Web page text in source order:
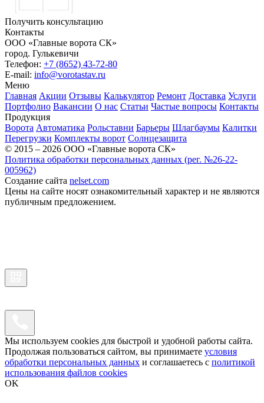
Получить консультацию
Контакты
ООО «Главные ворота СК»
город. Гулькевичи
Телефон: +7 (8652) 43-72-80
E-mail: info@vorotastav.ru
Меню
Главная Акции Отзывы Калькулятор Ремонт Доставка Услуги
Портфолио Вакансии О нас Статьи Частые вопросы Контакты
Продукция
Ворота Автоматика Рольставни Барьеры Шлагбаумы Калитки
Перегрузки Комплекты ворот Солнцезащита
© 2015 – 2026 ООО «Главные ворота СК»
Политика обработки персональных данных (рег. №26-22-
005962)
Создание сайта nelset.com
Цены на сайте носят ознакомительный характер и не являются
публичным предложением.
Мы используем cookies для быстрой и удобной работы сайта.
Продолжая пользоваться сайтом, вы принимаете условия
обработки персональных данных и соглашаетесь с политикой
использования файлов cookies
OK